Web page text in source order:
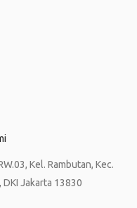
Kel. Rambutan, Kec.
DKI Jakarta 13830